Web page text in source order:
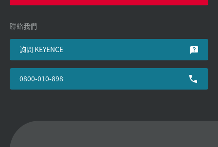
聯絡我們
詢問 KEYENCE
0800-010-898